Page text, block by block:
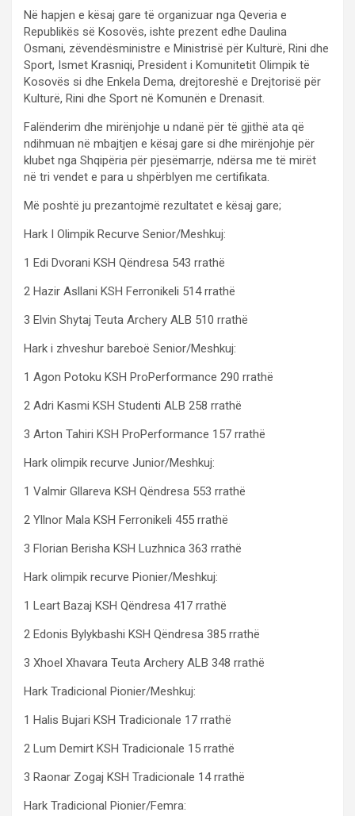
Në hapjen e kësaj gare të organizuar nga Qeveria e
Republikës së Kosovës, ishte prezent edhe Daulina
Osmani, zëvendësministre e Ministrisë për Kulturë, Rini dhe
Sport, Ismet Krasniqi, President i Komunitetit Olimpik të
Kosovës si dhe Enkela Dema, drejtoreshë e Drejtorisë për
Kulturë, Rini dhe Sport në Komunën e Drenasit.
Falënderim dhe mirënjohje u ndanë për të gjithë ata që
ndihmuan në mbajtjen e kësaj gare si dhe mirënjohje për
klubet nga Shqipëria për pjesëmarrje, ndërsa me të mirët
në tri vendet e para u shpërblyen me certifikata.
Më poshtë ju prezantojmë rezultatet e kësaj gare;
Hark I Olimpik Recurve Senior/Meshkuj:
1 Edi Dvorani KSH Qëndresa 543 rrathë
2 Hazir Asllani KSH Ferronikeli 514 rrathë
3 Elvin Shytaj Teuta Archery ALB 510 rrathë
Hark i zhveshur bareboë Senior/Meshkuj:
1 Agon Potoku KSH ProPerformance 290 rrathë
2 Adri Kasmi KSH Studenti ALB 258 rrathë
3 Arton Tahiri KSH ProPerformance 157 rrathë
Hark olimpik recurve Junior/Meshkuj:
1 Valmir Gllareva KSH Qëndresa 553 rrathë
2 Yllnor Mala KSH Ferronikeli 455 rrathë
3 Florian Berisha KSH Luzhnica 363 rrathë
Hark olimpik recurve Pionier/Meshkuj:
1 Leart Bazaj KSH Qëndresa 417 rrathë
2 Edonis Bylykbashi KSH Qëndresa 385 rrathë
3 Xhoel Xhavara Teuta Archery ALB 348 rrathë
Hark Tradicional Pionier/Meshkuj:
1 Halis Bujari KSH Tradicionale 17 rrathë
2 Lum Demirt KSH Tradicionale 15 rrathë
3 Raonar Zogaj KSH Tradicionale 14 rrathë
Hark Tradicional Pionier/Femra: